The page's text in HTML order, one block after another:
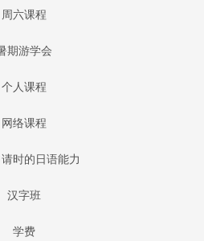
周六课程
期游学会
个人课程
网络课程
时的日语能力
汉字班
学费